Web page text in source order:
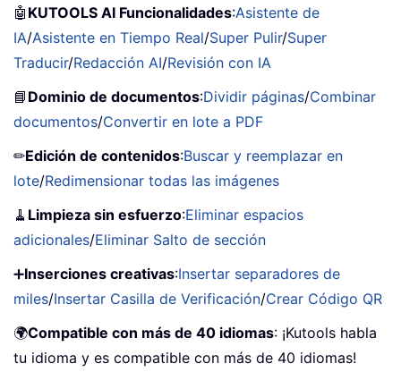
🤖 KUTOOLS AI Funcionalidades:Asistente de
IA/Asistente en Tiempo Real/Super Pulir/Super
Traducir/Redacción AI/Revisión con IA
📘 Dominio de documentos:Dividir páginas/Combinar
documentos/Convertir en lote a PDF
✏Edición de contenidos:Buscar y reemplazar en
lote/Redimensionar todas las imágenes
🧹 Limpieza sin esfuerzo:Eliminar espacios
adicionales/Eliminar Salto de sección
➕Inserciones creativas:Insertar separadores de
miles/Insertar Casilla de Verificación/Crear Código QR
🌍Compatible con más de 40 idiomas: ¡Kutools habla
tu idioma y es compatible con más de 40 idiomas!